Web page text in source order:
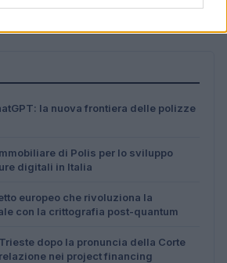
la nuova frontiera delle polizze
di Polis per lo sviluppo
digitali in Italia
europeo che rivoluziona la
con la crittografia post-quantum
dopo la pronuncia della Corte
nei project financing